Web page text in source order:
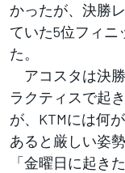
かったが、決勝
ていた5位フィニ
た。
アコスタは決
ラクティスで起
が、KTMには何
あると厳しい姿
「金曜日に起き